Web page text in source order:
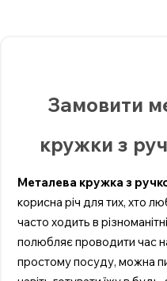
Замовити
кружки з
Металева кружка з
корисна річ для тих, хто
часто ходить в
полюбляє проводити час
простому посуду, можна